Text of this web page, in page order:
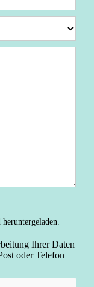
Ihrer Daten
oder Telefon